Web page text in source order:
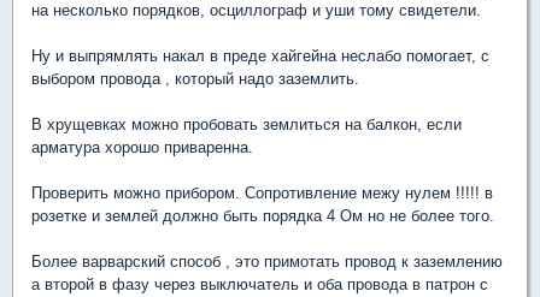
на несколько порядков, осциллограф и уши тому свидетели.
Ну и выпрямлять накал в преде хайгейна неслабо помогает, с
выбором провода , который надо заземлить.
В хрущевках можно пробовать землиться на балкон, если
арматура хорошо приваренна.
Проверить можно прибором. Сопротивление межу нулем !!!!! в
розетке и землей должно быть порядка 4 Ом но не более того.
Более варварский способ , это примотать провод к заземлению
а второй в фазу через выключатель и оба провода в патрон с